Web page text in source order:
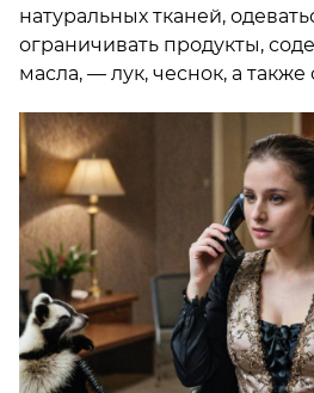
натуральных тканей,
ограничивать продукты,
масла, — лук, чеснок, а